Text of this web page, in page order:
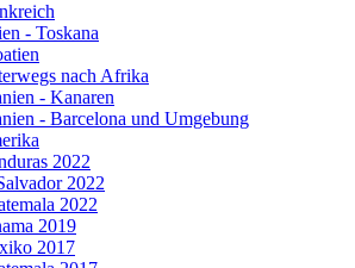
- Toskana
nach Afrika
- Kanaren
- Barcelona und Umgebung
2022
2022
2022
2019
2017